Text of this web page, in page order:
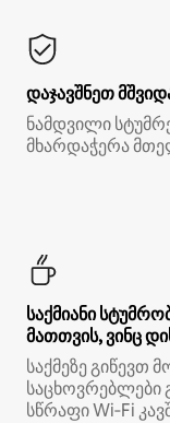
დაჯავშნეთ
ნამდვილი
მხარდაჭერა
საქმიანი
მათთვის, ვინც
საქმეზე გიწევთ
საცხოვრებლები
სწრაფი Wi‑Fi